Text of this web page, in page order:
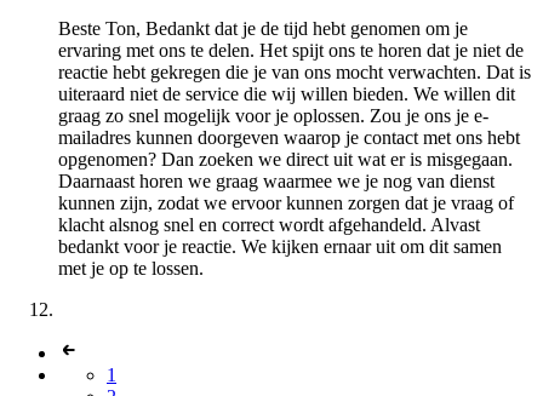
Beste Ton, Bedankt dat je de tijd hebt genomen om je
ervaring met ons te delen. Het spijt ons te horen dat je niet de
reactie hebt gekregen die je van ons mocht verwachten. Dat is
uiteraard niet de service die wij willen bieden. We willen dit
graag zo snel mogelijk voor je oplossen. Zou je ons je e-
mailadres kunnen doorgeven waarop je contact met ons hebt
opgenomen? Dan zoeken we direct uit wat er is misgegaan.
Daarnaast horen we graag waarmee we je nog van dienst
kunnen zijn, zodat we ervoor kunnen zorgen dat je vraag of
klacht alsnog snel en correct wordt afgehandeld. Alvast
bedankt voor je reactie. We kijken ernaar uit om dit samen
met je op te lossen.
1